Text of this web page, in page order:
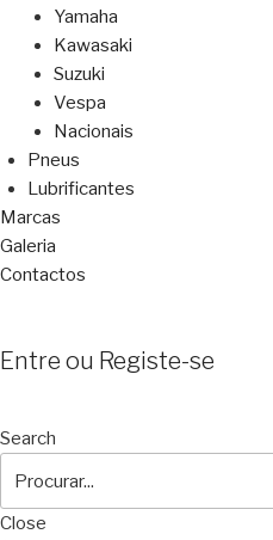
Yamaha
Kawasaki
Suzuki
Vespa
Nacionais
Pneus
Lubrificantes
Marcas
Galeria
Contactos
Entre ou Registe-se
Search
Close